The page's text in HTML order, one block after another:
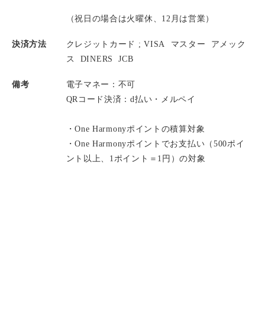
（祝日の場合は火曜休、12月は営業）
決済方法 クレジットカード ; VISA マスター
アメック
ス
DINERS JCB
備考
電子マネー：不可
QRコード決済：d払い・メルペイ
・One Harmonyポイントの積算対象
・One Harmonyポイントでお支払い（500ポイ
ント以上、1ポイント＝1円）の対象